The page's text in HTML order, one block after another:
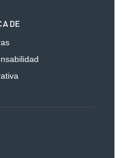
DE